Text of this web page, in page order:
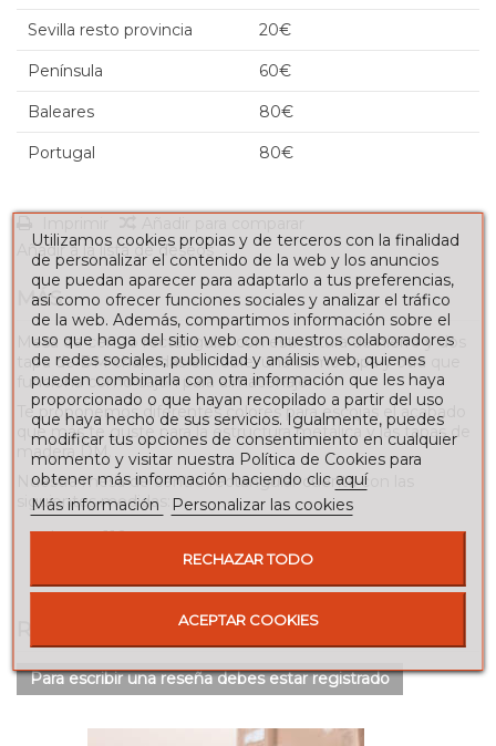
Sevilla resto provincia 20€
Península 60€
Baleares 80€
Portugal 80€
Añadir a la lista de deseos
MÁS
Mesa de centro rectangular con estructura de hierro y dos
tapa de DM chapadas en roble, una como tapa y otra que
funciona como cajón para almacenaje.
Te proponemos diferentes colores para escojas el acabado
que más te guste para la estructura metálica y las tapas de
madera DM.
Nuestra mesa de centro rectangular cuenta con las
siguientes medidas:
Largo: 110 cm.
Para escribir una reseña debes estar registrado
Utilizamos cookies propias y de terceros con la finalidad
de personalizar el contenido de la web y los anuncios
que puedan aparecer para adaptarlo a tus preferencias,
así como ofrecer funciones sociales y analizar el tráfico
de la web. Además, compartimos información sobre el
uso que haga del sitio web con nuestros colaboradores
de redes sociales, publicidad y análisis web, quienes
pueden combinarla con otra información que les haya
proporcionado o que hayan recopilado a partir del uso
que haya hecho de sus servicios. Igualmente, puedes
modificar tus opciones de consentimiento en cualquier
momento y visitar nuestra Política de Cookies para
obtener más información haciendo clic aquí
Más información
Personalizar las cookies
RECHAZAR TODO
ACEPTAR COOKIES